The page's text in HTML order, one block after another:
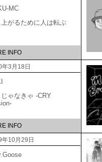
MC
上がるために人は転ぶ
INFO
年3月18日
ゃなきゃ -CRY
INFO
年10月29日